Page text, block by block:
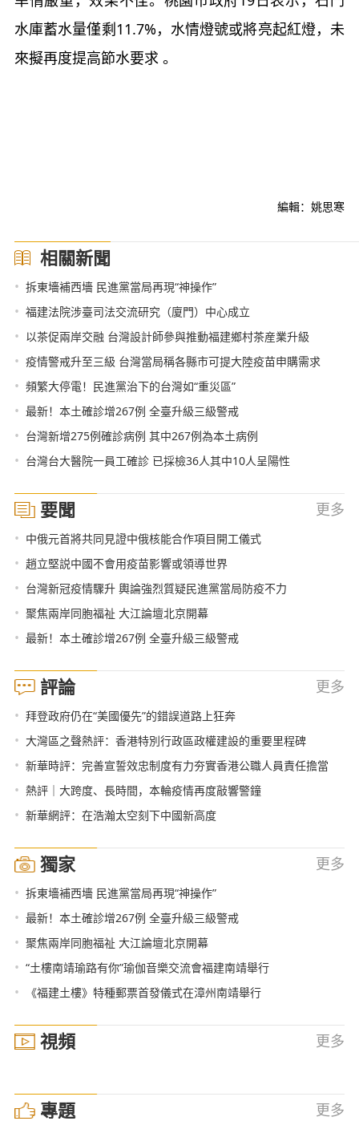
水庫蓄水量僅剩11.7%，水情燈號或將亮起紅燈，未
來擬再度提高節水要求 。
編輯：姚思寒
相關新聞
• 拆東墻補西墻 民進黨當局再現“神操作”
• 福建法院涉臺司法交流研究（廈門）中心成立
• 以茶促兩岸交融 台灣設計師參與推動福建鄉村茶産業升級
• 疫情警戒升至三級 台灣當局稱各縣市可提大陸疫苗申購需求
• 頻繁大停電！民進黨治下的台灣如“重災區”
• 最新！本土確診增267例 全臺升級三級警戒
• 台灣新增275例確診病例 其中267例為本土病例
• 台灣台大醫院一員工確診 已採檢36人其中10人呈陽性
要聞 更多
• 中俄元首將共同見證中俄核能合作項目開工儀式
• 趙立堅説中國不會用疫苗影響或領導世界
• 台灣新冠疫情驟升 輿論強烈質疑民進黨當局防疫不力
• 聚焦兩岸同胞福祉 大江論壇北京開幕
• 最新！本土確診增267例 全臺升級三級警戒
評論 更多
• 拜登政府仍在“美國優先”的錯誤道路上狂奔
• 大灣區之聲熱評：香港特別行政區政權建設的重要里程碑
• 新華時評：完善宣誓效忠制度有力夯實香港公職人員責任擔當
• 熱評｜大跨度、長時間，本輪疫情再度敲響警鐘
• 新華網評：在浩瀚太空刻下中國新高度
獨家 更多
• 拆東墻補西墻 民進黨當局再現“神操作”
• 最新！本土確診增267例 全臺升級三級警戒
• 聚焦兩岸同胞福祉 大江論壇北京開幕
• “土樓南靖瑜路有你”瑜伽音樂交流會福建南靖舉行
• 《福建土樓》特種郵票首發儀式在漳州南靖舉行
視頻 更多
專題 更多